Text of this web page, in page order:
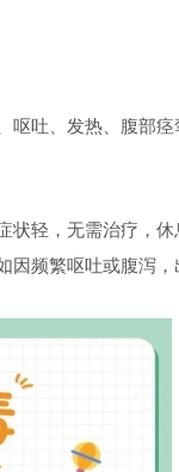
吐、发热、腹部
状轻，无需治疗，休
频繁呕吐或腹泻，